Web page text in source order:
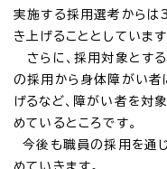
実施する採用選考から
き上げることとしています
さらに、採用対象とす
の採用から身体障がい者
げるなど、障がい者を対
めているところです。
今後も職員の採用を通
めていきます。